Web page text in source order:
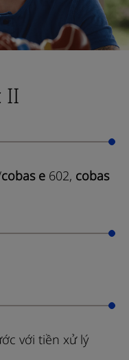
II
cobas e 602, cobas
với tiền xử lý